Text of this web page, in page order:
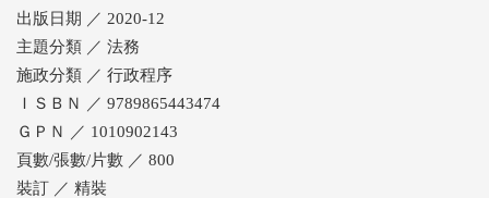
出版日期 ／ 2020-12
主題分類 ／ 法務
施政分類 ／ 行政程序
ＩＳＢＮ ／ 9789865443474
ＧＰＮ ／ 1010902143
頁數/張數/片數 ／ 800
裝訂 ／ 精裝